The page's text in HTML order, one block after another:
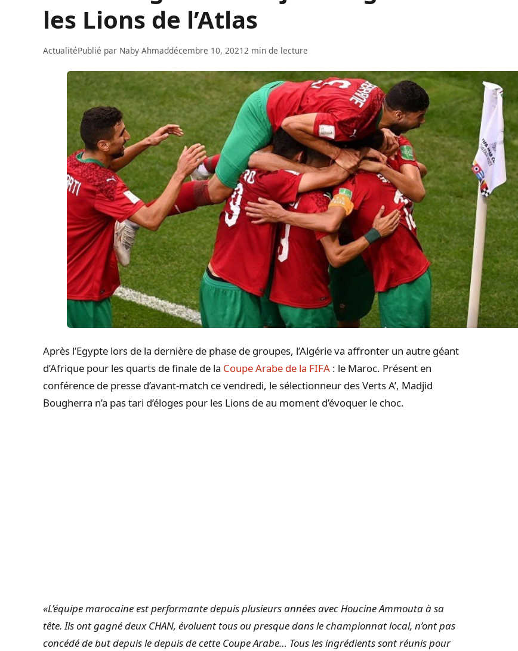
les Lions de l’Atlas
ActualitéPublié par Naby Ahmaddécembre 10, 20212 min de lecture
Après l’Egypte lors de la dernière de phase de groupes, l’Algérie va affronter un autre géant
d’Afrique pour les quarts de finale de la Coupe Arabe de la FIFA : le Maroc. Présent en
conférence de presse d’avant-match ce vendredi, le sélectionneur des Verts A’, Madjid
Bougherra n’a pas tari d’éloges pour les Lions de au moment d’évoquer le choc.
«L’équipe marocaine est performante depuis plusieurs années avec Houcine Ammouta à sa
tête. Ils ont gagné deux CHAN, évoluent tous ou presque dans le championnat local, n’ont pas
concédé de but depuis le depuis de cette Coupe Arabe… Tous les ingrédients sont réunis pour